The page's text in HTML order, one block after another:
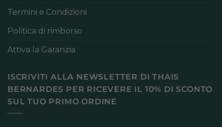
Termini e Condizioni
Politica di rimborso
Attiva la Garanzia
ISCRIVITI ALLA NEWSLETTER DI THAIS
BERNARDES PER RICEVERE IL 10% DI SCONTO
SUL TUO PRIMO ORDINE